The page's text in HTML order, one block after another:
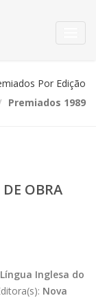
Por Edição
Premiados 1989
OBRA
Inglesa do
Nova